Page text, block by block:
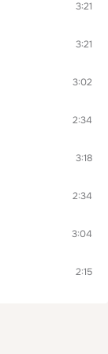
3:21
3:21
3:02
2:34
3:18
2:34
3:04
2:15